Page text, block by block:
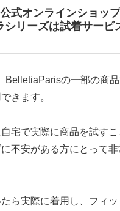
式オンラインショッ
シリーズは試着サービ
BelletiaParisの一部の商
きます。
宅で実際に商品を試す
不安がある方にとって
ら実際に着用し、フィ